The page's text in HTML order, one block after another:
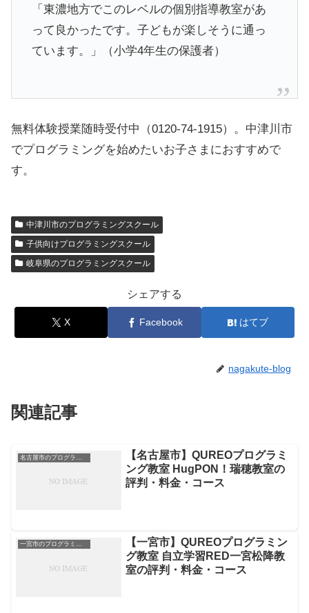
「東濃地方でこのレベルの個別指導教室があ
って良かったです。子どもが楽しそうに通っ
ています。」（小学4年生の保護者）
無料体験授業随時受付中（0120-74-1915）。中津川市
でプログラミングを始めたいお子さまにおすすめで
す。
中津川市のプログラミングスクール
子供向けプログラミングスクール
岐阜県のプログラミングスクール
シェアする
X Facebook はてブ
nagakute-blog
関連記事
【名古屋市】QUREOプログラミ
ング教室 HugPON！瑞穂教室の
評判・料金・コース
【一宮市】QUREOプログラミン
グ教室 自立学習RED一宮松降教
室の評判・料金・コース